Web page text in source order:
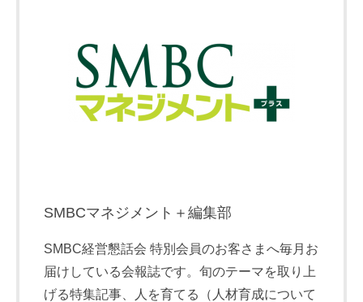
SMBCマネジメント＋編集部
SMBC経営懇話会 特別会員のお客さまへ毎月お
届けしている会報誌です。旬のテーマを取り上
げる特集記事、人を育てる（人材育成について